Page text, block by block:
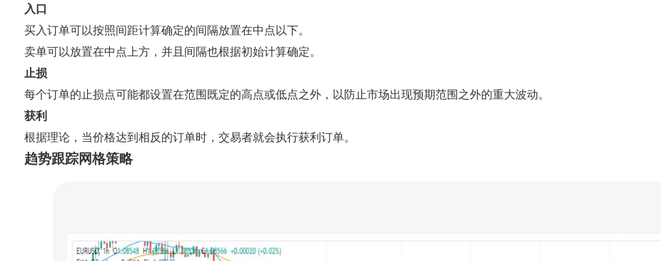
入口
买入订单可以按照间距计算确定的间隔放置在中点以下。
卖单可以放置在中点上方，并且间隔也根据初始计算确定。
止损
每个订单的止损点可能都设置在范围既定的高点或低点之外，以防止市场出现预期范围之外的重大波动。
获利
根据理论，当价格达到相反的订单时，交易者就会执行获利订单。
趋势跟踪网格策略